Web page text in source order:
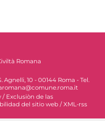
Romana
10 - 00144 Roma - Tel.
/ Exclusiòn de las
del sitio web / XML-rss